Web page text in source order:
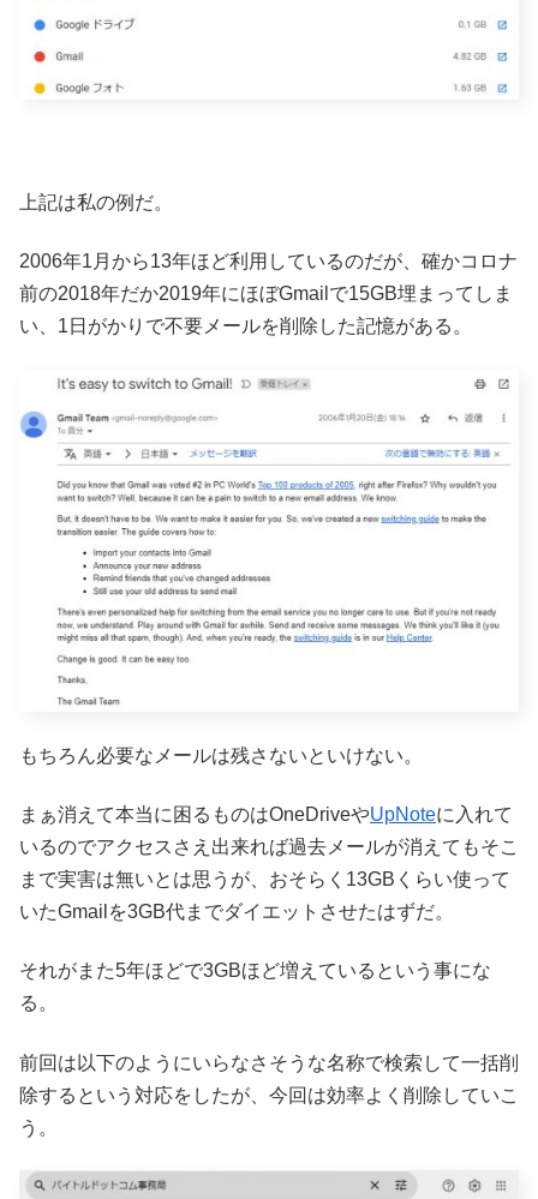
上記は私の例だ。
2006年1月から13年ほど利用しているのだが、確かコロナ
前の2018年だか2019年にほぼGmailで15GB埋まってしま
い、1日がかりで不要メールを削除した記憶がある。
もちろん必要なメールは残さないといけない。
まぁ消えて本当に困るものはOneDriveやUpNoteに入れて
いるのでアクセスさえ出来れば過去メールが消えてもそこ
まで実害は無いとは思うが、おそらく13GBくらい使って
いたGmailを3GB代までダイエットさせたはずだ。
それがまた5年ほどで3GBほど増えているという事にな
る。
前回は以下のようにいらなさそうな名称で検索して一括削
除するという対応をしたが、今回は効率よく削除していこ
う。